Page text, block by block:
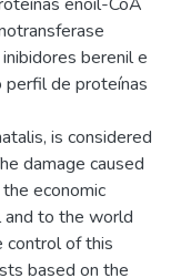
berenil e
perfil de proteínas
is considered
damage caused
economic
and to the world
control of this
based on the